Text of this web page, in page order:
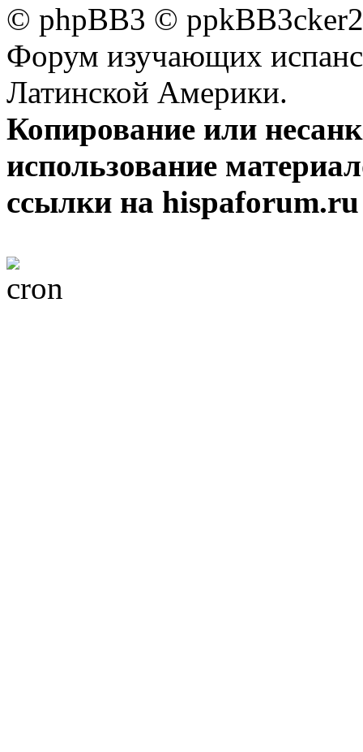
© phpBB3 ©
Форум изучающих
Латинской Америки.
Копирование или
использование
ссылки на hispaforum.ru